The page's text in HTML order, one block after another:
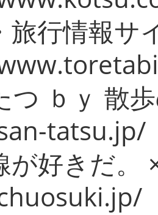
旅行情報サ
つ ｂｙ 散
tatsu.jp/
が好きだ。